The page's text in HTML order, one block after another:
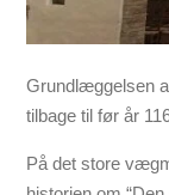
Grundlæggelsen
tilbage til før år
På det store